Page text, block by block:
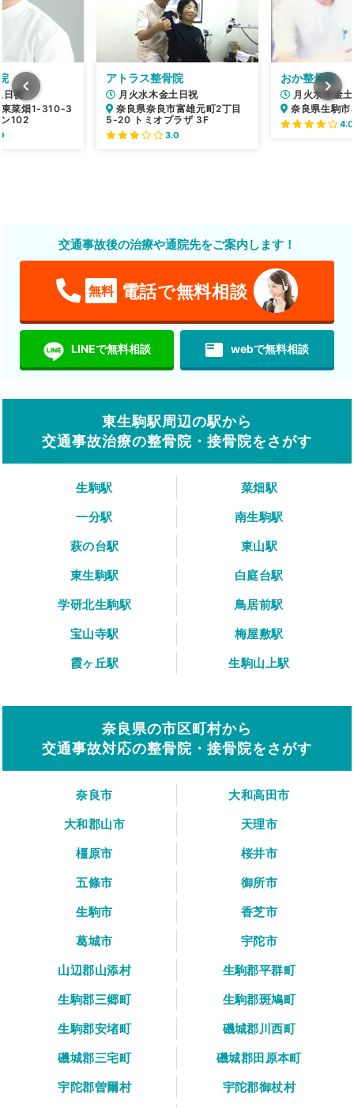
アトラス整骨院
月火水木金土日祝
奈良県奈良市富雄元町2丁目
5-20 トミオプラザ 3F
3.0
おか整骨院
月火水木金
奈良県生駒
4.0
祝
東菜畑1-310-3
102
交通事故後の治療や通院先をご案内します！
無料 電話で無料相談
LINEで無料相談 featured_play_list webで無料相談
東生駒駅周辺の駅から
交通事故治療の整骨院・接骨院をさがす
生駒駅
菜畑駅
一分駅
南生駒駅
萩の台駅
東山駅
東生駒駅
白庭台駅
学研北生駒駅
鳥居前駅
宝山寺駅
梅屋敷駅
霞ヶ丘駅
生駒山上駅
奈良県の市区町村から
交通事故対応の整骨院・接骨院をさがす
奈良市
大和高田市
大和郡山市
天理市
橿原市
桜井市
五條市
御所市
生駒市
香芝市
葛城市
宇陀市
山辺郡山添村
生駒郡平群町
生駒郡三郷町
生駒郡斑鳩町
生駒郡安堵町
磯城郡川西町
磯城郡三宅町
磯城郡田原本町
宇陀郡曽爾村
宇陀郡御杖村